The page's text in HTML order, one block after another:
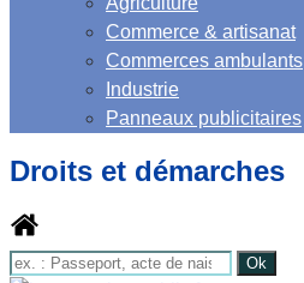
Commerce & artisanat
Commerces ambulants
Industrie
Panneaux publicitaires
Droits et démarches